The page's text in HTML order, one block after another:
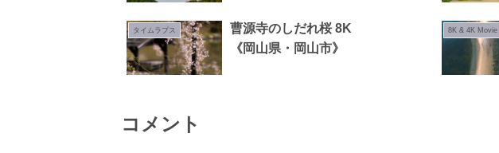
タイムラプス
曹源寺のしだれ桜 8K
《岡山県・岡山市》
8K & 4K Movie
コメント